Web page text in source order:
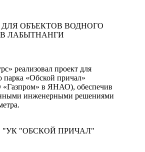
ОБЪЕКТОВ ВОДНОГО
ЛАБЫТНАНГИ
реализовал проект для
«Обской причал»
«Газпром» в ЯНАО), обеспечив
инженерными решениями
"ОБСКОЙ ПРИЧАЛ"